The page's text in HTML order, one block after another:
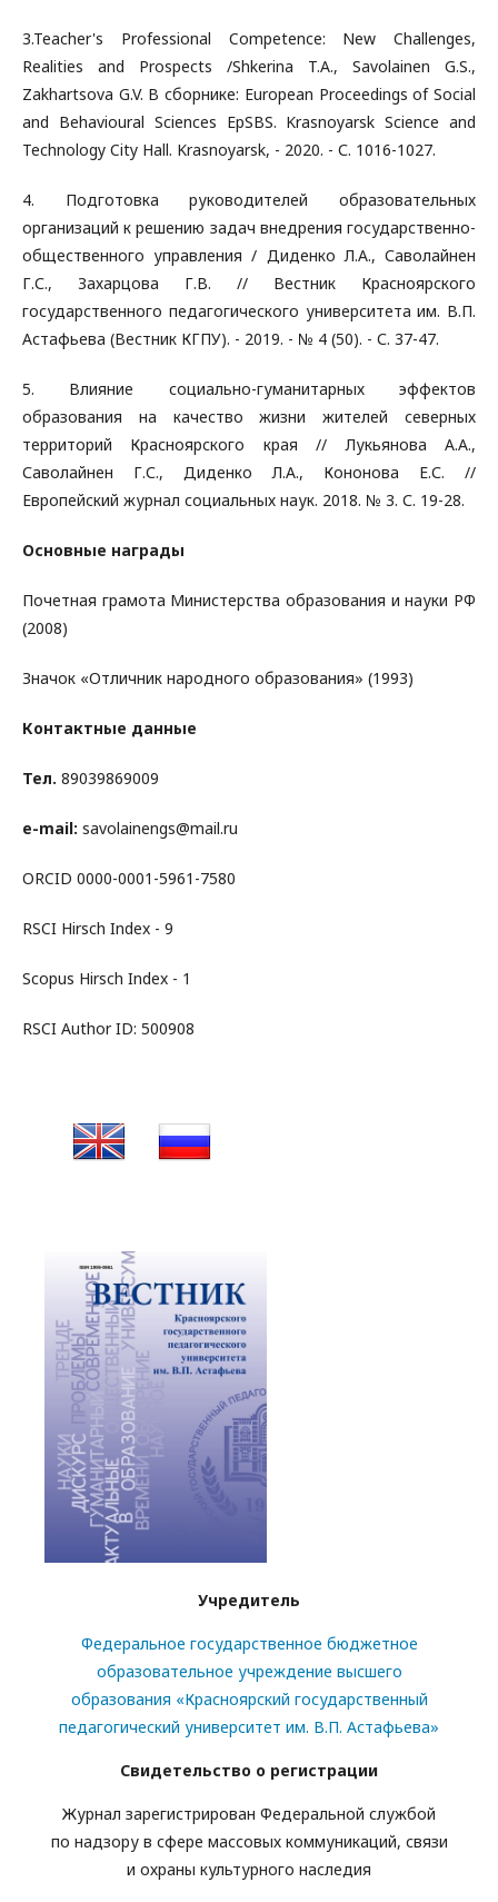
3.Teacher's Professional Competence: New Challenges,
Realities аnd Prospects /Shkerina T.A., Savolainen G.S.,
Zakhartsova G.V. В сборнике: European Proceedings of Social
and Behavioural Sciences EpSBS. Krasnoyarsk Science and
Technology City Hall. Krasnoyarsk, - 2020. - С. 1016-1027.
4. Подготовка руководителей образовательных
организаций к решению задач внедрения государственно-
общественного управления / Диденко Л.А., Саволайнен
Г.С., Захарцова Г.В. // Вестник Красноярского
государственного педагогического университета им. В.П.
Астафьева (Вестник КГПУ). - 2019. - № 4 (50). - С. 37-47.
5. Влияние социально-гуманитарных эффектов
образования на качество жизни жителей северных
территорий Красноярского края // Лукьянова А.А.,
Саволайнен Г.С., Диденко Л.А., Кононова Е.С. //
Европейский журнал социальных наук. 2018. № 3. С. 19-28.
Основные награды
Почетная грамота Министерства образования и науки РФ
(2008)
Значок «Отличник народного образования» (1993)
Контактные данные
Тел. 89039869009
e-mail: savolainengs@mail.ru
ORCID 0000-0001-5961-7580
RSCI Hirsch Index - 9
Scopus Hirsch Index - 1
RSCI Author ID: 500908
Учредитель
Федеральное государственное бюджетное
образовательное учреждение высшего
образования «Красноярский государственный
педагогический университет им. В.П. Астафьева»
Свидетельство о регистрации
Журнал зарегистрирован Федеральной службой
по надзору в сфере массовых коммуникаций, связи
и охраны культурного наследия